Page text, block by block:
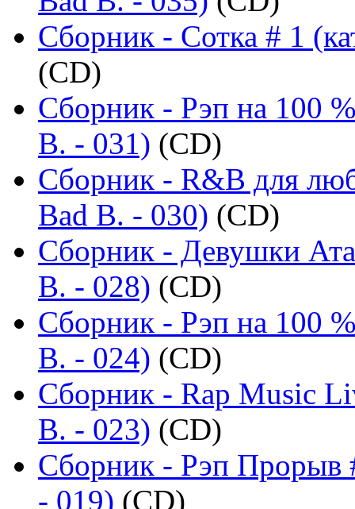
Сборник - Сотка # 1
(CD)
Сборник - Рэп на 100
B. - 031) (CD)
Сборник - R&B для
Bad B. - 030) (CD)
Сборник - Девушки
B. - 028) (CD)
Сборник - Рэп на 100
B. - 024) (CD)
Сборник - Rap Music
B. - 023) (CD)
Сборник - Рэп Прорыв
- 019) (CD)